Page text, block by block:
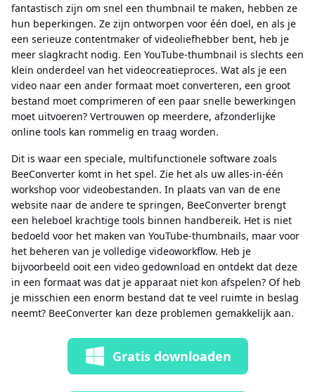
fantastisch zijn om snel een thumbnail te maken, hebben ze
hun beperkingen. Ze zijn ontworpen voor één doel, en als je
een serieuze contentmaker of videoliefhebber bent, heb je
meer slagkracht nodig. Een YouTube-thumbnail is slechts een
klein onderdeel van het videocreatieproces. Wat als je een
video naar een ander formaat moet converteren, een groot
bestand moet comprimeren of een paar snelle bewerkingen
moet uitvoeren? Vertrouwen op meerdere, afzonderlijke
online tools kan rommelig en traag worden.
Dit is waar een speciale, multifunctionele software zoals
BeeConverter komt in het spel. Zie het als uw alles-in-één
workshop voor videobestanden. In plaats van van de ene
website naar de andere te springen, BeeConverter brengt
een heleboel krachtige tools binnen handbereik. Het is niet
bedoeld voor het maken van YouTube-thumbnails, maar voor
het beheren van je volledige videoworkflow. Heb je
bijvoorbeeld ooit een video gedownload en ontdekt dat deze
in een formaat was dat je apparaat niet kon afspelen? Of heb
je misschien een enorm bestand dat te veel ruimte in beslag
neemt? BeeConverter kan deze problemen gemakkelijk aan.
Gratis downloaden